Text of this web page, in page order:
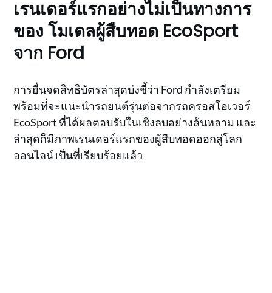
เรนเดอร์แรกอย่างไม่เป็นทางการ
ของ โมเดลผู้สืบทอด EcoSport
จาก Ford
การยื่นจดสิทธิบัตรล่าสุดบ่งชี้ว่า Ford กำลังเตรียม
พร้อมที่จะแนะนำรถยนต์รุ่นต่อจากรถครอสโอเวอร์
EcoSport ที่ได้ผลตอบรับในเชิงลบอย่างล้นหลาม และ
ล่าสุดก็มีภาพเรนเดอร์แรกของผู้สืบทอดออกสู่โลก
ออนไลน์ เป็นที่เรียบร้อยแล้ว